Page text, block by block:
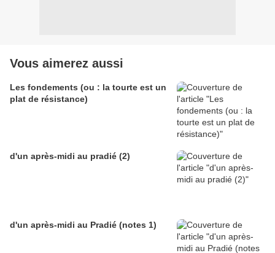
Vous aimerez aussi
Les fondements (ou : la tourte est un
plat de résistance)
d'un après-midi au pradié (2)
d'un après-midi au Pradié (notes 1)